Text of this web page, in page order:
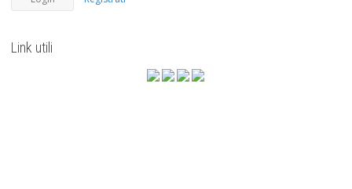
Link utili